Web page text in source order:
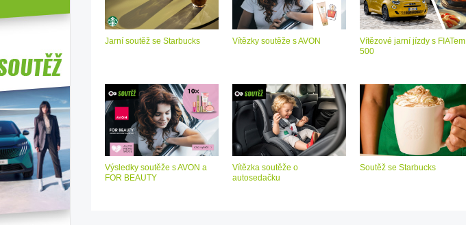
Jarní soutěž se Starbucks Vítězky soutěže s AVON
Vítězové jarní jízdy s FIATem
500
Výsledky soutěže s AVON a
FOR BEAUTY
Vítězka soutěže o
autosedačku
Soutěž se Starbucks